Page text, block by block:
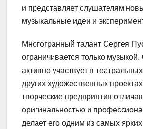
и представляет слушателям
музыкальные идеи и
Многогранный талант Сергея
ограничивается только
активно участвует в
других художественных
творческие предприятия
оригинальностью и
делает его одним из самых